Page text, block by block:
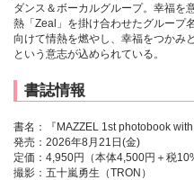
ダンス＆ボーカルグループ。幸福を
熱「Zeal」を掛け合わせたグループ
向けて情熱を燃やし、幸福をつかみ
という意志が込められている。
書誌情報
書名：『MAZZEL 1st photobook with
発売：2026年8月21日(金)
定価：4,950円（本体4,500円＋税
撮影：五十嵐勇生（TRON）